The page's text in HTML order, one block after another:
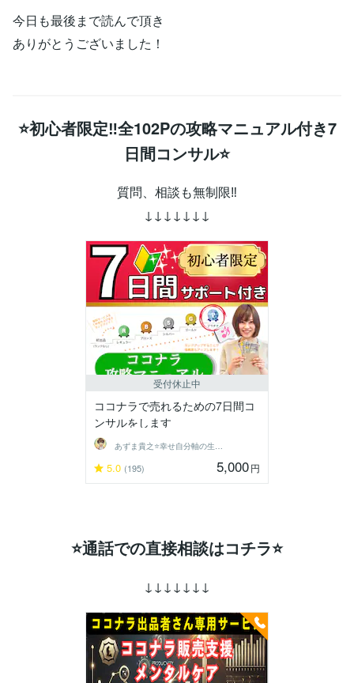
今日も最後まで読んで頂き
ありがとうございました！
⭐初心者限定‼全102Pの攻略マニュアル付き7
日間コンサル⭐
質問、相談も無制限‼
↓↓↓↓↓↓↓
受付休止中
ココナラで売れるための7日間コ
ンサルをします
あずま貴之⭐幸せ自分軸の生き方育成コーチ
5.0 (195) 5,000円
⭐通話での直接相談はコチラ⭐
↓↓↓↓↓↓↓